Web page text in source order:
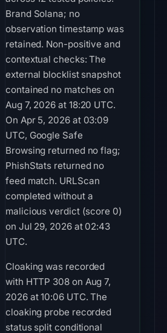
Brand Solana; no
observation timestamp was
retained. Non-positive and
contextual checks: The
external blocklist snapshot
contained no matches on
Aug 7, 2026 at 18:20 UTC.
On Apr 5, 2026 at 03:09
UTC, Google Safe
Browsing returned no flag;
PhishStats returned no
feed match. URLScan
completed without a
malicious verdict (score 0)
on Jul 29, 2026 at 02:43
UTC.
Cloaking was recorded
with HTTP 308 on Aug 7,
2026 at 10:06 UTC. The
cloaking probe recorded
status split conditional